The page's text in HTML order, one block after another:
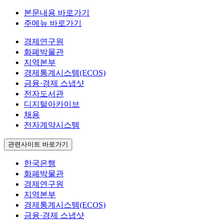
본문내용 바로가기
주메뉴 바로가기
경제연구원
화폐박물관
지역본부
경제통계시스템(ECOS)
금융·경제 스냅샷
전자도서관
디지털아카이브
채용
전자계약시스템
관련사이트 바로가기
한국은행
화폐박물관
경제연구원
지역본부
경제통계시스템(ECOS)
금융·경제 스냅샷